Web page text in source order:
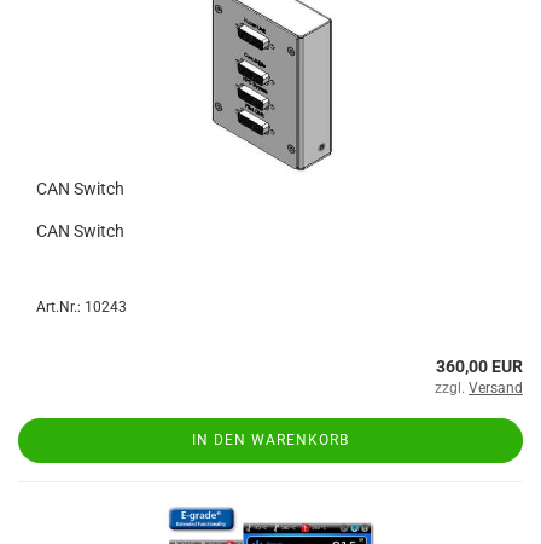
CAN Switch
CAN Switch
Art.Nr.: 10243
360,00 EUR
zzgl. Versand
IN DEN WARENKORB